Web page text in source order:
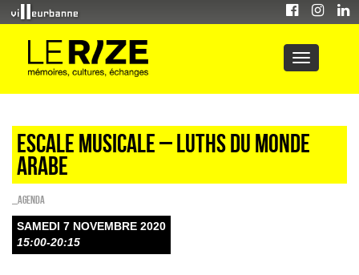
Escale musicale – Luths du monde
arabe
_Agenda
SAMEDI 7 NOVEMBRE 2020
15:00-20:15